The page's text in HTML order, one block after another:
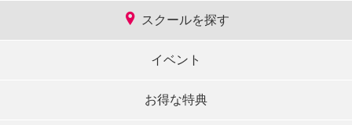
スクールを探す
イベント
お得な特典